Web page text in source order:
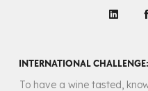
INTERNATIONAL
To have a wine tasted,